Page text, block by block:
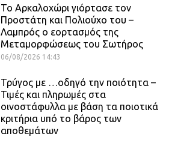
Το Αρκαλοχώρι γιόρτασε τον
Προστάτη και Πολιούχο του –
Λαμπρός ο εορτασμός της
Μεταμορφώσεως του Σωτήρος
06/08/2026 14:43
Τρύγος με …οδηγό την ποιότητα –
Τιμές και πληρωμές στα
οινοστάφυλλα με βάση τα ποιοτικά
κριτήρια υπό το βάρος των
αποθεμάτων